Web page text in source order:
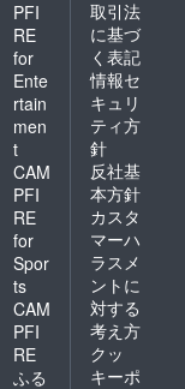
PFI
RE
for
Ente
rtain
men
t
CAM
PFI
RE
for
Spor
ts
CAM
PFI
RE
ふる
取引法
に基づ
く表記
情報セ
キュリ
ティ方
針
反社基
本方針
カスタ
マーハ
ラスメ
ントに
対する
考え方
クッ
キーポ